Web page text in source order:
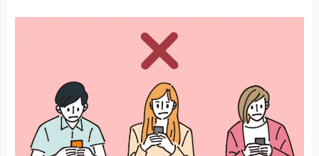
京セラ
かんたんスマホ２
キッズケータイ
Android One S10
Android One S9
DIGNO® SANGA
DIGNO® SX3
DIGNO® WX
DIGNO® BX2
DuraForce EX